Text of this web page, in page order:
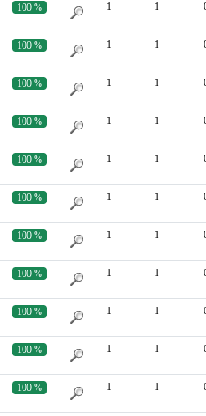
100 % 1 1
100 % 1 1
100 % 1 1
100 % 1 1
100 % 1 1
100 % 1 1
100 % 1 1
100 % 1 1
100 % 1 1
100 % 1 1
100 % 1 1